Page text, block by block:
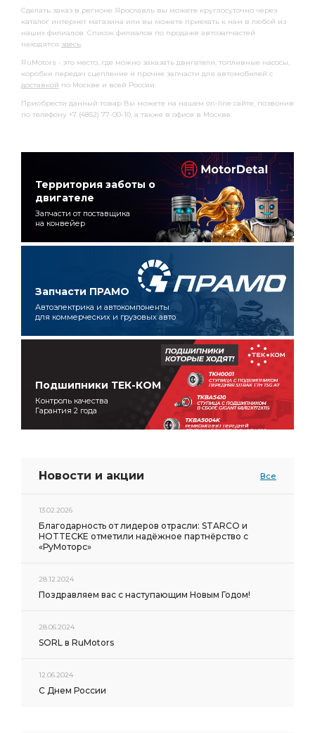
Сделать заказ в регионе Ярославль вы можете круглосуточно через
каталог интернет магазина или вы можете приехать к нам в любой из
наших филиалов. Список филиалов по продаже автозапчастей
находятся здесь.
RuMotors - это место, где можно заказать двигатели, топливные насосы,
коробки передач сцепление и прочие запчасти для автомобилей с
доставкой по Москве и всей России.
Приобрести данный товар Вы можете на нашем on-line сайте, позвонив
по телефону +7 (4852) 77-00-10, а также в офисе в Москве.
Территория заботы о
двигателе
Запчасти от поставщика
на конвейер
Запчасти ПРАМО
Автоэлектрика и автокомпоненты
для коммерческих и грузовых авто
Подшипники ТЕК-КОМ
Контроль качества
Гарантия 2 года
Новости и акции Все
13.02.2026
Благодарность от лидеров отрасли: STARCO и
HOTTECKE отметили надёжное партнёрство с
«РуМоторс»
28.12.2024
Поздравляем вас с наступающим Новым Годом!
28.06.2024
SORL в RuMotors
12.06.2024
С Днем России